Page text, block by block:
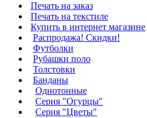
Печать на заказ
Печать на текстиле
Купить в интернет магазине
Распродажа! Скидки!
Футболки
Рубашки поло
Толстовки
Банданы
Однотонные
Серия "Огурцы"
Серия "Цветы"